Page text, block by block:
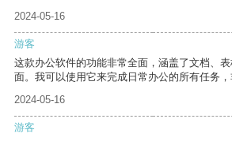
2024-05-16
游客
这款办公软件的功能非常全面，涵盖了文档、
面。我可以使用它来完成日常办公的所有任务，
2024-05-16
游客